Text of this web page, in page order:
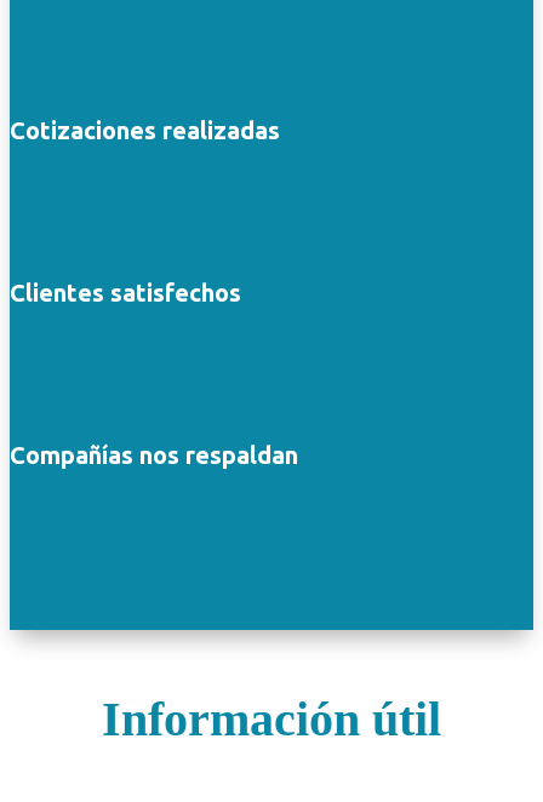
Cotizaciones realizadas
Clientes satisfechos
Compañías nos respaldan
Información útil